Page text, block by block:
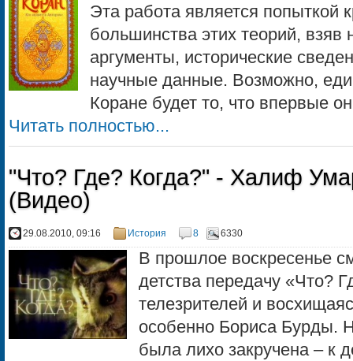
Эта работа является попыткой
большинства этих теорий, взяв
аргументы, исторические
научные данные. Возможно,
Коране будет то, что впервые
Читать полностью...
"Что? Где? Когда?" - Халиф
(Видео)
29.08.2010, 09:16 История 8 6330
В прошлое воскресенье
детства передачу «Что?
телезрителей и
особенно Бориса Бурды.
была лихо закручена – к